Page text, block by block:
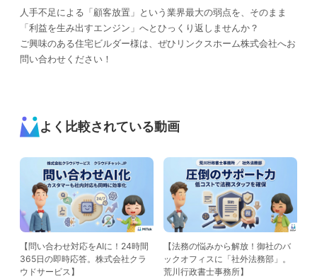
人手不足による「顧客放置」という業界最大の弱点を、そのまま
「利益を生み出すエンジン」へとひっくり返しませんか？
ご興味のある住宅ビルダー様は、ぜひリンクスホーム株式会社へお
問い合わせください！
よく比較されている動画
【問い合わせ対応をAIに！24時間
365日の即時応答。株式会社クラ
ウドサービス】
【法務の悩みから解放！御社のバ
ックオフィスに「社外法務部」。
荒川行政書士事務所】